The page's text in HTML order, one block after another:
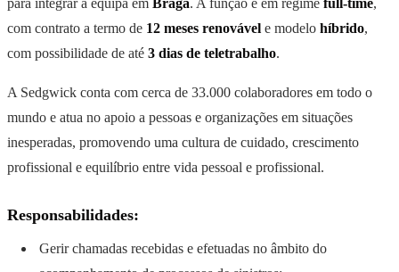
com contrato a termo de 12 meses renovável e modelo híbrido,
com possibilidade de até 3 dias de teletrabalho.
A Sedgwick conta com cerca de 33.000 colaboradores em todo o
mundo e atua no apoio a pessoas e organizações em situações
inesperadas, promovendo uma cultura de cuidado, crescimento
profissional e equilíbrio entre vida pessoal e profissional.
Responsabilidades:
Gerir chamadas recebidas e efetuadas no âmbito do